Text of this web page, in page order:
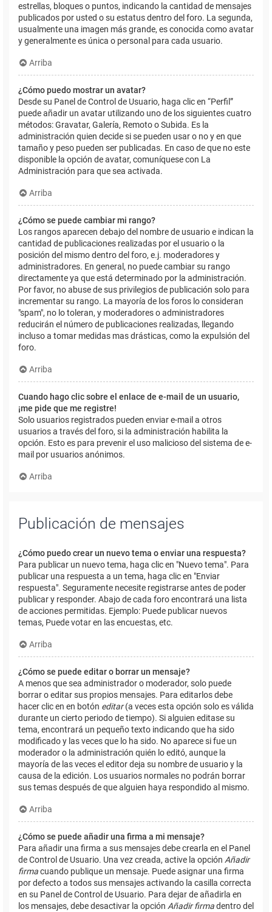
estrellas, bloques o puntos, indicando la cantidad de mensajes
publicados por usted o su estatus dentro del foro. La segunda,
usualmente una imagen más grande, es conocida como avatar
y generalmente es única o personal para cada usuario.
Arriba
¿Cómo puedo mostrar un avatar?
Desde su Panel de Control de Usuario, haga clic en “Perfil”
puede añadir un avatar utilizando uno de los siguientes cuatro
métodos: Gravatar, Galería, Remoto o Subida. Es la
administración quien decide si se pueden usar o no y en que
tamaño y peso pueden ser publicadas. En caso de que no este
disponible la opción de avatar, comuníquese con La
Administración para que sea activada.
Arriba
¿Cómo se puede cambiar mi rango?
Los rangos aparecen debajo del nombre de usuario e indican la
cantidad de publicaciones realizadas por el usuario o la
posición del mismo dentro del foro, e.j. moderadores y
administradores. En general, no puede cambiar su rango
directamente ya que está determinado por la administración.
Por favor, no abuse de sus privilegios de publicación solo para
incrementar su rango. La mayoría de los foros lo consideran
"spam", no lo toleran, y moderadores o administradores
reducirán el número de publicaciones realizadas, llegando
incluso a tomar medidas mas drásticas, como la expulsión del
foro.
Arriba
Cuando hago clic sobre el enlace de e-mail de un usuario,
¡me pide que me registre!
Solo usuarios registrados pueden enviar e-mail a otros
usuarios a través del foro, si la administración habilita la
opción. Esto es para prevenir el uso malicioso del sistema de e-
mail por usuarios anónimos.
Arriba
Publicación de mensajes
¿Cómo puedo crear un nuevo tema o enviar una respuesta?
Para publicar un nuevo tema, haga clic en "Nuevo tema". Para
publicar una respuesta a un tema, haga clic en "Enviar
respuesta". Seguramente necesite registrarse antes de poder
publicar y responder. Abajo de cada foro encontrará una lista
de acciones permitidas. Ejemplo: Puede publicar nuevos
temas, Puede votar en las encuestas, etc.
Arriba
¿Cómo se puede editar o borrar un mensaje?
A menos que sea administrador o moderador, solo puede
borrar o editar sus propios mensajes. Para editarlos debe
hacer clic en en botón editar(a veces esta opción solo es válida
durante un cierto periodo de tiempo). Si alguien editase su
tema, encontrará un pequeño texto indicando que ha sido
modificado y las veces que lo ha sido. No aparece si fue un
moderador o la administración quién lo editó, aunque la
mayoría de las veces el editor deja su nombre de usuario y la
causa de la edición. Los usuarios normales no podrán borrar
sus temas después de que alguien haya respondido al mismo.
Arriba
¿Cómo se puede añadir una firma a mi mensaje?
Para añadir una firma a sus mensajes debe crearla en el Panel
de Control de Usuario. Una vez creada, active la opción Añadir
firmacuando publique un mensaje. Puede asignar una firma
por defecto a todos sus mensajes activando la casilla correcta
en su Panel de Control de Usuario. Para dejar de añadirla en
los mensajes, debe desactivar la opción Añadir firmadentro del